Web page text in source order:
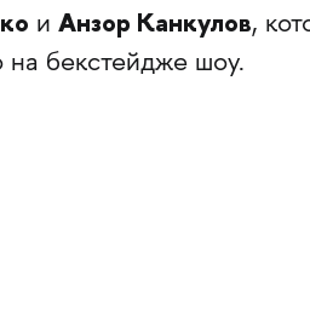
и Анзор Канкулов,
на бекстейдже шоу.